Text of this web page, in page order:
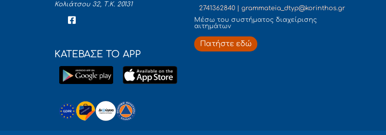
Κολιάτσου 32, Τ.Κ. 20131
ΚΑΤΕΒΑΣΕ ΤΟ APP
2741362840 | grammateia_dtyp@korinthos.gr
Mέσω του συστήματος διαχείρισης
αιτημάτων
Πατήστε εδώ